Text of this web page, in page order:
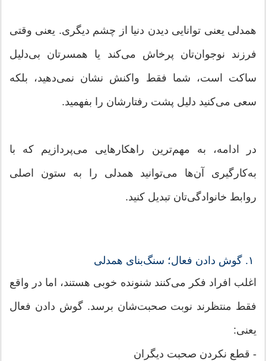
همدلی یعنی توانایی دیدن دنیا از چشم دیگری. یعنی وقتی
فرزند نوجوان‌تان پرخاش می‌کند یا همسرتان بی‌دلیل
ساکت است، شما فقط واکنش نشان نمی‌دهید، بلکه
سعی می‌کنید دلیل پشت رفتارشان را بفهمید.
در ادامه، به مهم‌ترین راهکارهایی می‌پردازیم که با
به‌کارگیری آن‌ها می‌توانید همدلی را به ستون اصلی
روابط خانوادگی‌تان تبدیل کنید.
۱. گوش دادن فعال؛ سنگ‌بنای همدلی
اغلب افراد فکر می‌کنند شنونده خوبی هستند، اما در واقع
فقط منتظرند نوبت صحبت‌شان برسد. گوش دادن فعال
یعنی:
- قطع نکردن صحبت دیگران